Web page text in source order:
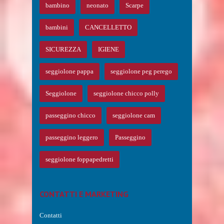
bambino neonato Scarpe
bambini CANCELLETTO
SICUREZZA IGIENE
seggiolone pappa seggiolone peg perego
Seggiolone seggiolone chicco polly
passeggino chicco seggiolone cam
passeggino leggero Passeggino
seggiolone foppapedretti
CONTATTI E MARKETING
Contatti